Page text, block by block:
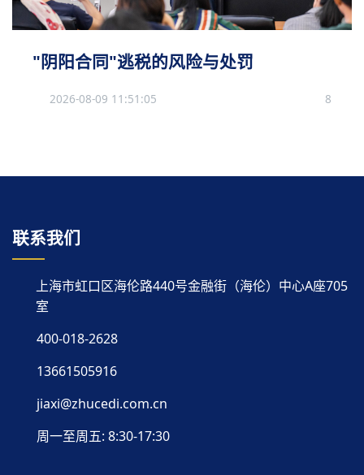
"阴阳合同"逃税的风险与处罚
2026-08-09 11:51:05 8
联系我们
上海市虹口区海伦路440号金融街（海伦）中心A座705
室
400-018-2628
13661505916
jiaxi@zhucedi.com.cn
周一至周五: 8:30-17:30